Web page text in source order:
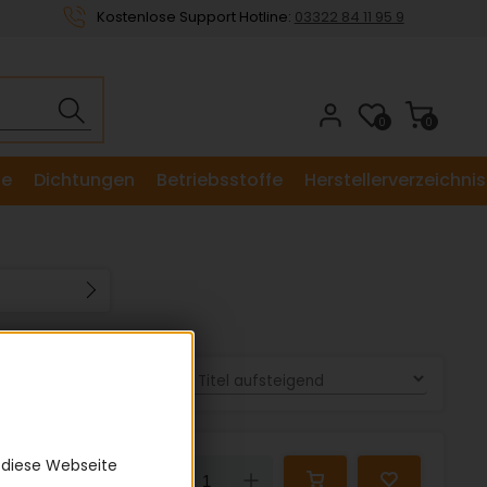
Kostenlose Support Hotline: 03322 84 11 95 9
0
0
Dichtungen Betriebsstoffe Herstellerverzeichnis
21,24 € Down
Webseite